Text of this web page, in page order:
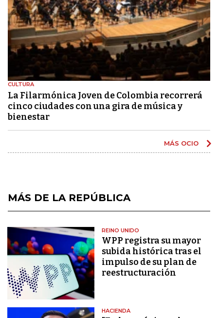
CULTURA
La Filarmónica Joven de Colombia recorrerá
cinco ciudades con una gira de música y
bienestar
MÁS OCIO
MÁS DE LA REPÚBLICA
REINO UNIDO
WPP registra su mayor
subida histórica tras el
impulso de su plan de
reestructuración
HACIENDA